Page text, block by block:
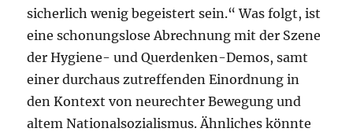
sicherlich wenig begeistert sein.“ Was folgt, ist
eine schonungslose Abrechnung mit der Szene
der Hygiene- und Querdenken-Demos, samt
einer durchaus zutreffenden Einordnung in
den Kontext von neurechter Bewegung und
altem Nationalsozialismus. Ähnliches könnte